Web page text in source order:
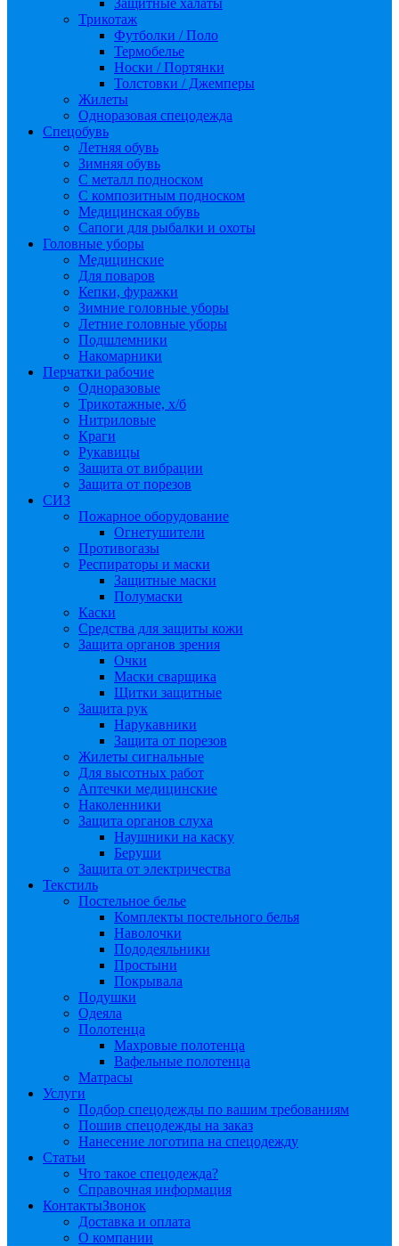
Защитные халаты
Трикотаж
Футболки / Поло
Термобелье
Носки / Портянки
Толстовки / Джемперы
Жилеты
Одноразовая спецодежда
Спецобувь
Летняя обувь
Зимняя обувь
С металл подноском
С композитным подноском
Медицинская обувь
Сапоги для рыбалки и охоты
Головные уборы
Медицинские
Для поваров
Кепки, фуражки
Зимние головные уборы
Летние головные уборы
Подшлемники
Накомарники
Перчатки рабочие
Одноразовые
Трикотажные, х/б
Нитриловые
Краги
Рукавицы
Защита от вибрации
Защита от порезов
СИЗ
Пожарное оборудование
Огнетушители
Противогазы
Респираторы и маски
Защитные маски
Полумаски
Каски
Средства для защиты кожи
Защита органов зрения
Очки
Маски сварщика
Щитки защитные
Защита рук
Нарукавники
Защита от порезов
Жилеты сигнальные
Для высотных работ
Аптечки медицинские
Наколенники
Защита органов слуха
Наушники на каску
Беруши
Защита от электричества
Текстиль
Постельное белье
Комплекты постельного белья
Наволочки
Пододеяльники
Простыни
Покрывала
Подушки
Одеяла
Полотенца
Махровые полотенца
Вафельные полотенца
Матрасы
Услуги
Подбор спецодежды по вашим требованиям
Пошив спецодежды на заказ
Нанесение логотипа на спецодежду
Статьи
Что такое спецодежда?
Справочная информация
КонтактыЗвонок
Доставка и оплата
О компании